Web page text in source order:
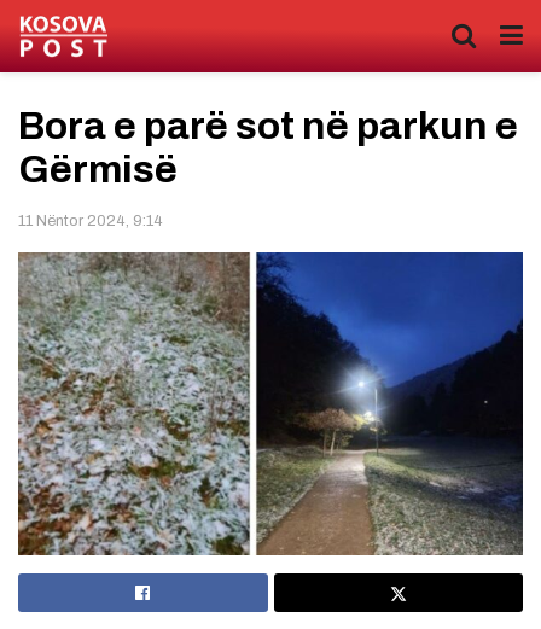
Bora e parë sot në parkun e
Gërmisë
11 Nëntor 2024, 9:14